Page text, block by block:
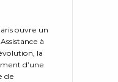
ouvre un
à
la
d’une
de